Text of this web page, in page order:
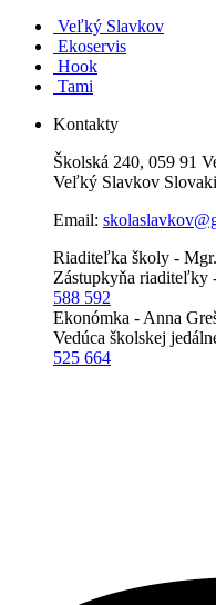
Veľký Slavkov
Ekoservis
Hook
Tami
Kontakty
Školská 240, 059 91
Veľký Slavkov
Email:
Riaditeľka školy -
Zástupkyňa riaditeľky
588 592
Ekonómka - Anna
Vedúca školskej
525 664